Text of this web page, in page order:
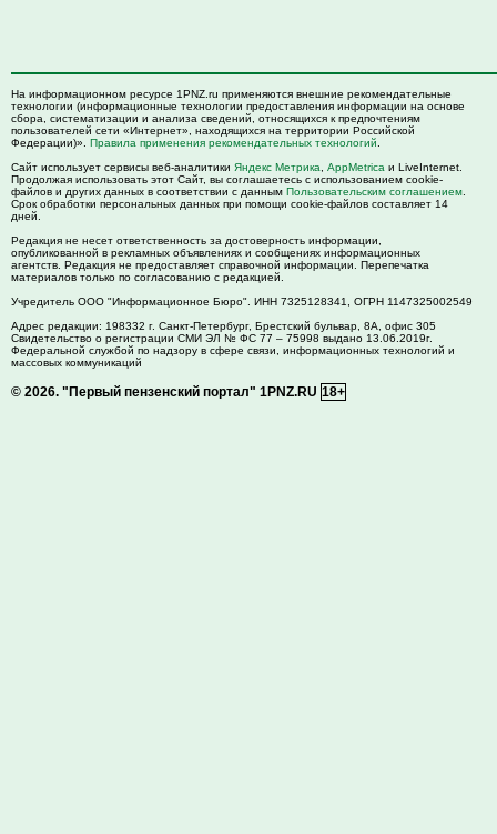
На информационном ресурсе 1PNZ.ru применяются внешние рекомендательные
технологии (информационные технологии предоставления информации на основе
сбора, систематизации и анализа сведений, относящихся к предпочтениям
пользователей сети «Интернет», находящихся на территории Российской
Федерации)». Правила применения рекомендательных технологий
Сайт использует сервисы веб-аналитики Яндекс Метрика AppMetrica и LiveInternet.
Продолжая использовать этот Сайт, вы соглашаетесь с использованием cookie-
файлов и других данных в соответствии с данным Пользовательским соглашением
Срок обработки персональных данных при помощи cookie-файлов составляет 14
дней.
Редакция не несет ответственность за достоверность информации,
опубликованной в рекламных объявлениях и сообщениях информационных
агентств. Редакция не предоставляет справочной информации. Перепечатка
материалов только по согласованию с редакцией.
Учредитель ООО "Информационное Бюро". ИНН 7325128341, ОГРН 1147325002549
Адрес редакции: 198332 г. Санкт-Петербург, Брестский бульвар, 8А, офис 305
Свидетельство о регистрации СМИ ЭЛ № ФС 77 – 75998 выдано 13.06.2019г.
Федеральной службой по надзору в сфере связи, информационных технологий и
массовых коммуникаций
© 2026. "Первый пензенский портал" 1PNZ.RU 18+